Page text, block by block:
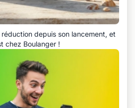
depuis son lancement, et
chez Boulanger !